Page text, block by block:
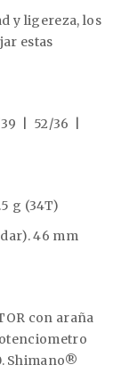
y ligereza, los
estas
| 52/36 |
g (34T)
46 mm
con araña
Shimano®